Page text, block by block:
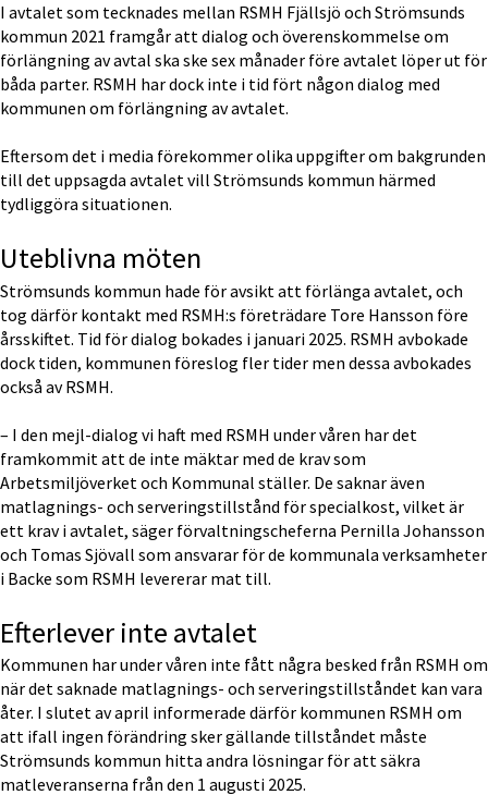
I avtalet som tecknades mellan RSMH Fjällsjö och Strömsunds
kommun 2021 framgår att dialog och överenskommelse om
förlängning av avtal ska ske sex månader före avtalet löper ut för
båda parter. RSMH har dock inte i tid fört någon dialog med
kommunen om förlängning av avtalet.
Eftersom det i media förekommer olika uppgifter om bakgrunden
till det uppsagda avtalet vill Strömsunds kommun härmed
tydliggöra situationen.
Uteblivna möten
Strömsunds kommun hade för avsikt att förlänga avtalet, och
tog därför kontakt med RSMH:s företrädare Tore Hansson före
årsskiftet. Tid för dialog bokades i januari 2025. RSMH avbokade
dock tiden, kommunen föreslog fler tider men dessa avbokades
också av RSMH.
– I den mejl-dialog vi haft med RSMH under våren har det
framkommit att de inte mäktar med de krav som
Arbetsmiljöverket och Kommunal ställer. De saknar även
matlagnings- och serveringstillstånd för specialkost, vilket är
ett krav i avtalet, säger förvaltningscheferna Pernilla Johansson
och Tomas Sjövall som ansvarar för de kommunala verksamheter
i Backe som RSMH levererar mat till.
Efterlever inte avtalet
Kommunen har under våren inte fått några besked från RSMH om
när det saknade matlagnings- och serveringstillståndet kan vara
åter. I slutet av april informerade därför kommunen RSMH om
att ifall ingen förändring sker gällande tillståndet måste
Strömsunds kommun hitta andra lösningar för att säkra
matleveranserna från den 1 augusti 2025.